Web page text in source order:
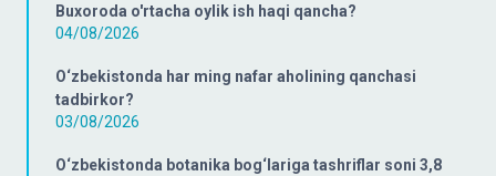
Buxoroda o'rtacha oylik ish haqi qancha?
04/08/2026
O‘zbekistonda har ming nafar aholining qanchasi
tadbirkor?
03/08/2026
O‘zbekistonda botanika bog‘lariga tashriflar soni 3,8